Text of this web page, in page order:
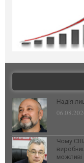
Надія
Чому США
можливі